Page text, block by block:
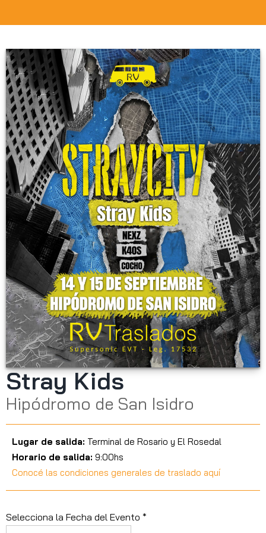
Stray Kids
Hipódromo de San Isidro
Lugar de salida: Terminal de Rosario y El Rosedal
Horario de salida: 9:00hs
Conocé las condiciones generales de traslado aquí
Selecciona la Fecha del Evento *